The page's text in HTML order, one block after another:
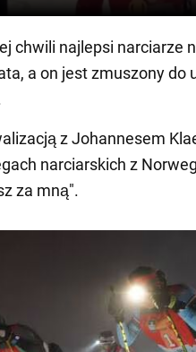
chwili najlepsi narciarze
a on jest zmuszony do
z Johannesem
narciarskich z
za mną".